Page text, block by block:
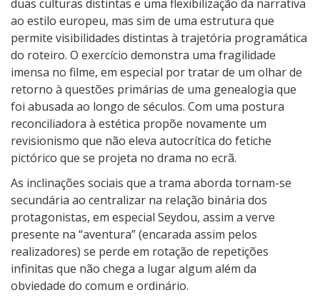
duas culturas distintas e uma flexibilização da narrativa
ao estilo europeu, mas sim de uma estrutura que
permite visibilidades distintas à trajetória programática
do roteiro. O exercício demonstra uma fragilidade
imensa no filme, em especial por tratar de um olhar de
retorno à questões primárias de uma genealogia que
foi abusada ao longo de séculos. Com uma postura
reconciliadora à estética propõe novamente um
revisionismo que não eleva autocrítica do fetiche
pictórico que se projeta no drama no ecrã.
As inclinações sociais que a trama aborda tornam-se
secundária ao centralizar na relação binária dos
protagonistas, em especial Seydou, assim a verve
presente na “aventura” (encarada assim pelos
realizadores) se perde em rotação de repetições
infinitas que não chega a lugar algum além da
obviedade do comum e ordinário.